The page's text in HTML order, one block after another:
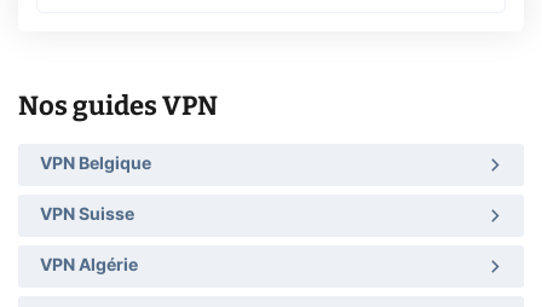
Nos guides VPN
VPN Belgique
VPN Suisse
VPN Algérie